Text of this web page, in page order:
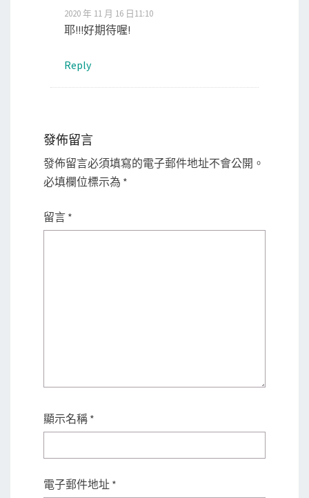
2020 年 11 月 16 日11:10
耶!!!好期待喔!
Reply
發佈留言
發佈留言必須填寫的電子郵件地址不會公開。
必填欄位標示為 *
留言 *
顯示名稱 *
電子郵件地址 *